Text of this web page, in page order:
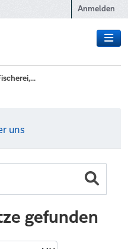
Anmelden
uns
gefunden